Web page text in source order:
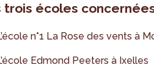
trois écoles
n°1 La Rose des vents à
Edmond Peeters à Ixelles